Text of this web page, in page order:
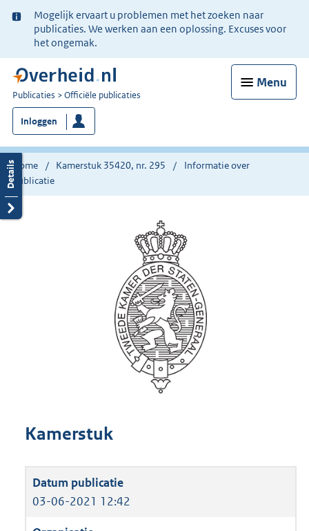
Ter
informatie:
Mogelijk ervaart u problemen met het zoeken naar
publicaties. We werken aan een oplossing. Excuses voor
het ongemak.
Menu
U
bent
nu
hier:
Publicaties Officiële publicaties
Inloggen
Home Kamerstuk 35420, nr. 295
Informatie over
publicatie
Kamerstuk
03-06-2021 12:42